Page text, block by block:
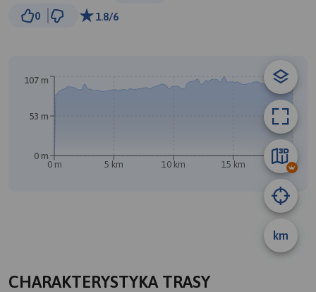
0 1.8/6
A
km
0 m 5 km 10 km 15 km 20 km
0 m
53 m
107 m
CHARAKTERYSTYKA TRASY